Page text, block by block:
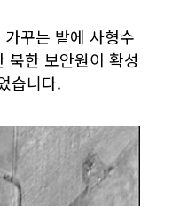
꾸는 밭에 사형수
북한 보안원이 확성
습니다.